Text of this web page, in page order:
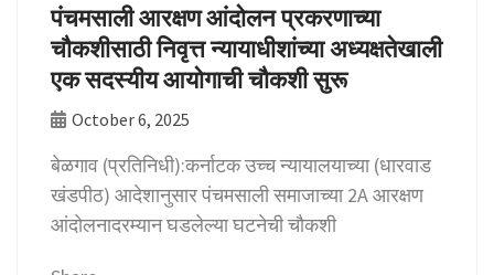
पंचमसाली आरक्षण आंदोलन प्रकरणाच्या
चौकशीसाठी निवृत्त न्यायाधीशांच्या अध्यक्षतेखाली
एक सदस्यीय आयोगाची चौकशी सुरू
October 6, 2025
बेळगाव (प्रतिनिधी):कर्नाटक उच्च न्यायालयाच्या (धारवाड
खंडपीठ) आदेशानुसार पंचमसाली समाजाच्या 2A आरक्षण
आंदोलनादरम्यान घडलेल्या घटनेची चौकशी